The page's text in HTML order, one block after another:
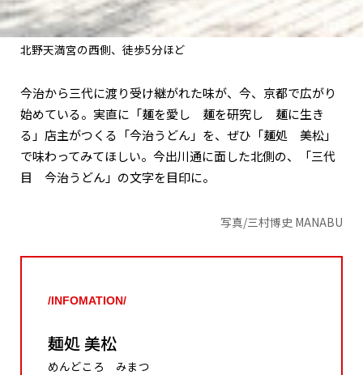
北野天満宮の西側、徒歩5分ほど
今治から三代に渡り受け継がれた味が、今、京都で広がり
始めている。実直に「麺を愛し 麺を研究し 麺に生き
る」店主がつくる「今治うどん」を、ぜひ「麺処 美松」
で味わってみてほしい。今出川通に面した北側の、「三代
目 今治うどん」の文字を目印に。
写真/三村博史 MANABU
/INFOMATION/
麺処 美松
めんどころ みまつ